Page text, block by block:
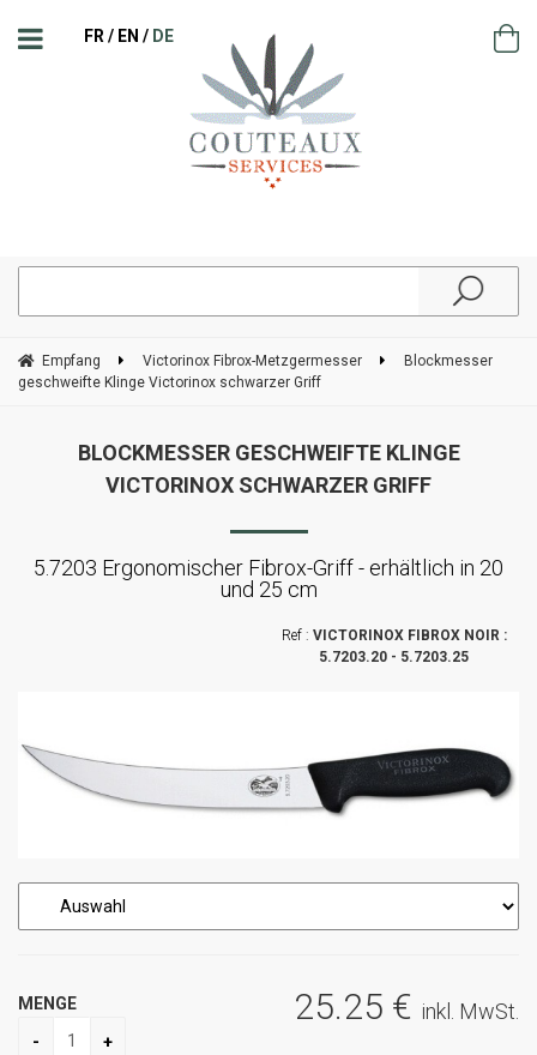
FR EN DE
Empfang Victorinox Fibrox-Metzgermesser
Blockmesser
geschweifte Klinge Victorinox schwarzer Griff
BLOCKMESSER GESCHWEIFTE KLINGE
VICTORINOX SCHWARZER GRIFF
5.7203 Ergonomischer Fibrox-Griff - erhältlich in 20
und 25 cm
VICTORINOX FIBROX NOIR :
5.7203.20 - 5.7203.25
25.25 € inkl. MwSt.
MENGE